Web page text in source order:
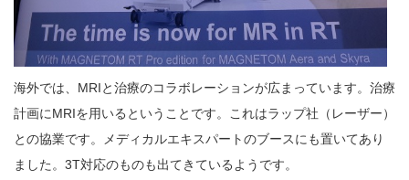
海外では、MRIと治療のコラボレーションが広まっています。治療
計画にMRIを用いるということです。これはラップ社（レーザー）
との協業です。メディカルエキスパートのブースにも置いてあり
ました。3T対応のものも出てきているようです。